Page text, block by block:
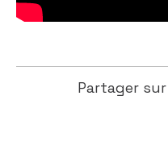
Partager sur